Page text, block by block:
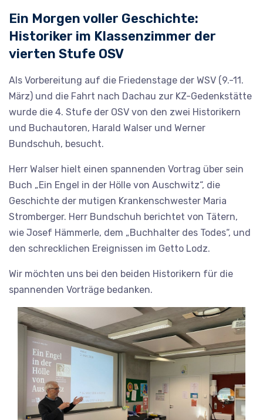
Ein Morgen voller Geschichte:
Historiker im Klassenzimmer der
vierten Stufe OSV
Als Vorbereitung auf die Friedenstage der WSV (9.-11.
März) und die Fahrt nach Dachau zur KZ-Gedenkstätte
wurde die 4. Stufe der OSV von den zwei Historikern
und Buchautoren, Harald Walser und Werner
Bundschuh, besucht.
Herr Walser hielt einen spannenden Vortrag über sein
Buch „Ein Engel in der Hölle von Auschwitz“, die
Geschichte der mutigen Krankenschwester Maria
Stromberger. Herr Bundschuh berichtet von Tätern,
wie Josef Hämmerle, dem „Buchhalter des Todes“, und
den schrecklichen Ereignissen im Getto Lodz.
Wir möchten uns bei den beiden Historikern für die
spannenden Vorträge bedanken.